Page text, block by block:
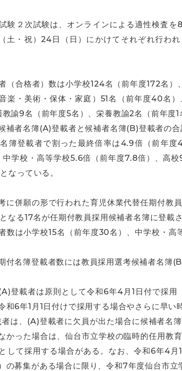
験２次試験は、オンラインによる適性検査
土・祝）24日（日）にかけてそれぞれ行
（合格者）数は小学校124名（前年度172名
楽・美術・保体・家庭）51名（前年度40名
諭9名（前年度5名）、栄養教諭2名（前年度1
補者名簿(A)登載者と候補者名簿(B)登載者の
簿登載者で割った最終倍率は4.9倍（前年
中学校・高等学校5.6倍（前年度7.8倍）、高
なっている。
に併願の形で行われた育児休業代替任期付
なる17名が任期付教員採用候補者名簿に登載さ
数は小学校15名（前年度30名）、中学校・
付名簿登載者数には教員採用選考候補者名簿
登載者は原則として令和6年4月1日付で採
和6年1月1日付けで採用する場合やさらに早い
は、(A)登載者に欠員が出た場合に候補者名
かった場合は、仙台市立学校の臨時的任用教
して採用する場合がある。なお、令和6年4
の募集がある場合に限り、令和7年度仙台市